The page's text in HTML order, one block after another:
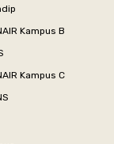
Kampus B
Kampus C